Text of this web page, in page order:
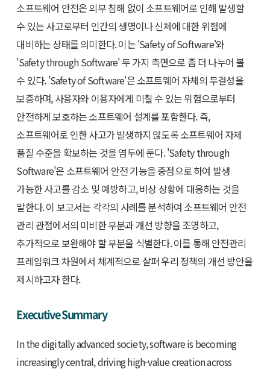
소프트웨어 안전은 외부 침해 없이 소프트웨어로 인해 발생할
수 있는 사고로부터 인간의 생명이나 신체에 대한 위험에
대비하는 상태를 의미한다. 이는 'Safety of Software'와
'Safety through Software' 두 가지 측면으로 좀 더 나누어 볼
수 있다. 'Safety of Software'은 소프트웨어 자체의 무결성을
보증하며, 사용자와 이용자에게 미칠 수 있는 위험으로부터
안전하게 보호하는 소프트웨어 설계를 포함한다. 즉,
소프트웨어로 인한 사고가 발생하지 않도록 소프트웨어 자체
품질 수준을 확보하는 것을 염두에 둔다. 'Safety through
Software'은 소프트웨어 안전 기능을 중점으로 하여 발생
가능한 사고를 감소 및 예방하고, 비상 상황에 대응하는 것을
말한다. 이 보고서는 각각의 사례를 분석하여 소프트웨어 안전
관리 관점에서의 미비한 부분과 개선 방향을 조명하고,
추가적으로 보완해야 할 부분을 식별한다. 이를 통해 안전관리
프레임워크 차원에서 체계적으로 살펴 우리 정책의 개선 방안을
제시하고자 한다.
Executive Summary
In the digitally advanced society, software is becoming
increasingly central, driving high-value creation across